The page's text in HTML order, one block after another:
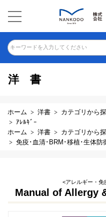
キーワードを入力してください
洋書
ホーム 洋書 カテゴリから
ｱﾚﾙｷﾞｰ
ホーム
洋書 カテゴリから
免疫･血清･BRM･移植･生体防
<アレルギー・免
Manual of Allergy